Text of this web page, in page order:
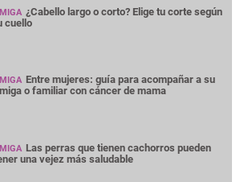
¿Cabello largo o corto? Elige tu corte según
cuello
Entre mujeres: guía para acompañar a su
o familiar con cáncer de mama
Las perras que tienen cachorros pueden
una vejez más saludable